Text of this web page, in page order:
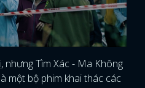
nhưng Tìm Xác - Ma Không
một bộ phim khai thác các